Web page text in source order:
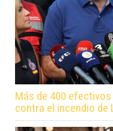
Más de 400
contra el incendio de